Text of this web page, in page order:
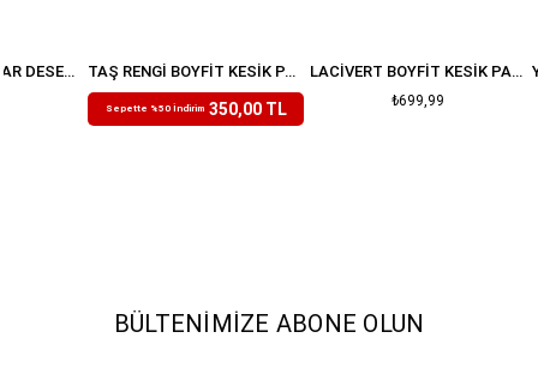
KAHVERENGI LEOPAR DESENLI PALAZZO JEAN TAŞ RENGI BOYFIT KESIK PAÇA JEAN
₺699,99
Sepette %50 İndirim 350,00 TL
LACIVERT BOYFIT KESIK PAÇA JEAN
₺699,99
BÜLTENIMIZE ABONE OLUN